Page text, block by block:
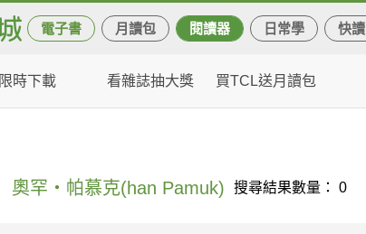
電子書 月讀包 閱讀器 日常學 快讀
限時下載 看雜誌抽大獎 買TCL送月讀包
奧罕‧帕慕克(han Pamuk) 搜尋結果數量： 0